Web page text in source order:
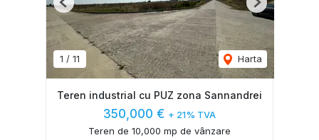
1 / 11 Harta
Previous Next
Teren industrial cu PUZ zona Sannandrei
350,000 € + 21% TVA
Teren de 10,000 mp de vânzare